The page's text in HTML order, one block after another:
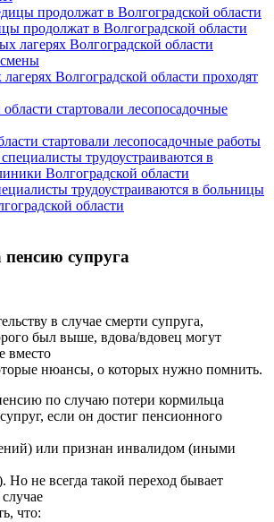
продолжат в Волгоградской области
Волгоградской области проходят
стартовали лесопосадочные работы
трудоустраиваются в больницы
области
супруга
в случае смерти супруга,
был выше, вдова/вдовец могут
вместо
нюансы, о которых нужно помнить.
по случаю потери кормильца
если он достиг пенсионного
или признан инвалидом (иными
Но не всегда такой переход бывает
что: